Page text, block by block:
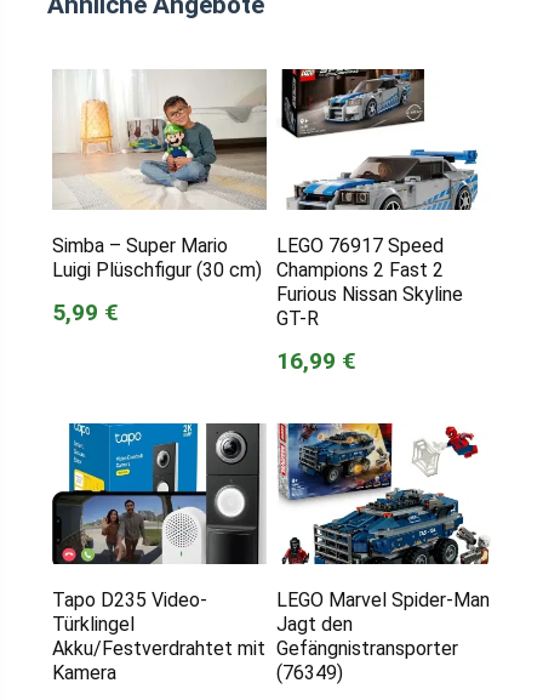
Simba – Super Mario
Luigi Plüschfigur (30 cm)
5,99 €
LEGO 76917 Speed
Champions 2 Fast 2
Furious Nissan Skyline
GT-R
16,99 €
Tapo D235 Video-
Türklingel
Akku/Festverdrahtet mit
Kamera
LEGO Marvel Spider-Man
Jagt den
Gefängnistransporter
(76349)